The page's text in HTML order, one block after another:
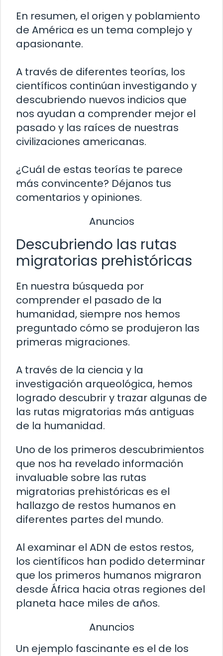
En resumen, el origen y poblamiento
de América es un tema complejo y
apasionante.
A través de diferentes teorías, los
científicos continúan investigando y
descubriendo nuevos indicios que
nos ayudan a comprender mejor el
pasado y las raíces de nuestras
civilizaciones americanas.
¿Cuál de estas teorías te parece
más convincente? Déjanos tus
comentarios y opiniones.
Anuncios
Descubriendo las rutas
migratorias prehistóricas
En nuestra búsqueda por
comprender el pasado de la
humanidad, siempre nos hemos
preguntado cómo se produjeron las
primeras migraciones.
A través de la ciencia y la
investigación arqueológica, hemos
logrado descubrir y trazar algunas de
las rutas migratorias más antiguas
de la humanidad.
Uno de los primeros descubrimientos
que nos ha revelado información
invaluable sobre las rutas
migratorias prehistóricas es el
hallazgo de restos humanos en
diferentes partes del mundo.
Al examinar el ADN de estos restos,
los científicos han podido determinar
que los primeros humanos migraron
desde África hacia otras regiones del
planeta hace miles de años.
Anuncios
Un ejemplo fascinante es el de los